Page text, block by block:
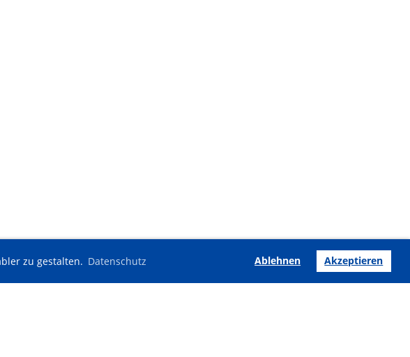
zu gestalten. Datenschutz Ablehnen Akzeptieren